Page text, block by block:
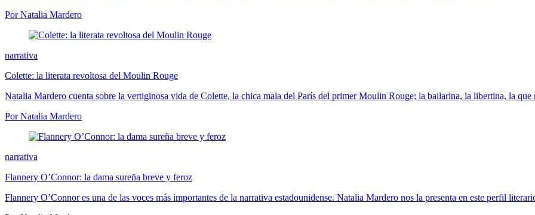
Por Natalia Mardero
narrativa
Colette: la literata revoltosa del Moulin Rouge
Natalia Mardero cuenta sobre la vertiginosa vida de Colette, la chica mala del París del primer Moulin Rouge; la bailarina, la libertina, la
Por Natalia Mardero
narrativa
Flannery O’Connor: la dama sureña breve y feroz
Flannery O’Connor es una de las voces más importantes de la narrativa estadounidense. Natalia Mardero nos la presenta en este perfil